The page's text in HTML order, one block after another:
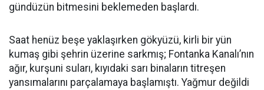
gündüzün bitmesini beklemeden başlardı.
Saat henüz beşe yaklaşırken gökyüzü, kirli bir yün
kumaş gibi şehrin üzerine sarkmış; Fontanka Kanalı’nın
ağır, kurşuni suları, kıyıdaki sarı binaların titreşen
yansımalarını parçalamaya başlamıştı. Yağmur değildi